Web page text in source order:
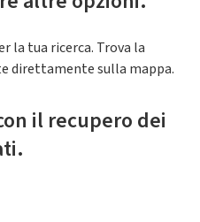
la tua ricerca. Trova la
direttamente sulla mappa.
il recupero dei